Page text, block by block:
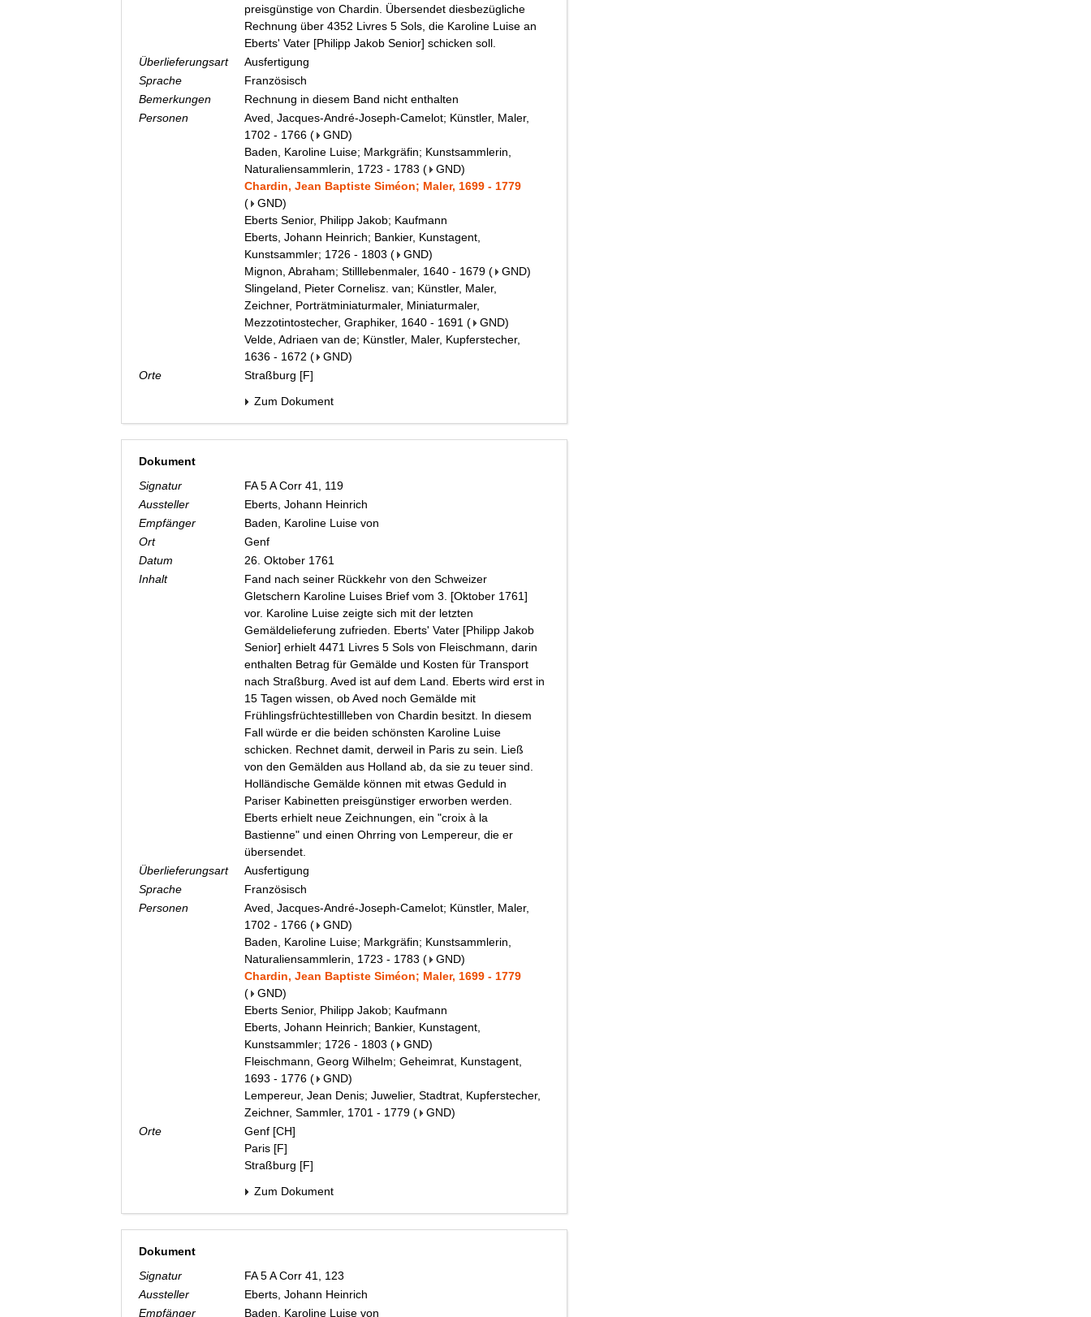
preisgünstige von Chardin. Übersendet diesbezügliche
Rechnung über 4352 Livres 5 Sols, die Karoline Luise an
Eberts' Vater [Philipp Jakob Senior] schicken soll.
Überlieferungsart
Ausfertigung
Sprache
Französisch
Bemerkungen
Rechnung in diesem Band nicht enthalten
Personen
Aved, Jacques-André-Joseph-Camelot; Künstler, Maler,
1702 - 1766 ( GND)
Baden, Karoline Luise; Markgräfin; Kunstsammlerin,
Naturaliensammlerin, 1723 - 1783 ( GND)
Chardin, Jean Baptiste Siméon; Maler, 1699 - 1779
(
GND)
Eberts Senior, Philipp Jakob; Kaufmann
Eberts, Johann Heinrich; Bankier, Kunstagent,
Kunstsammler; 1726 - 1803 ( GND)
Mignon, Abraham; Stilllebenmaler, 1640 - 1679 ( GND)
Slingeland, Pieter Cornelisz. van; Künstler, Maler,
Zeichner, Porträtminiaturmaler, Miniaturmaler,
Mezzotintostecher, Graphiker, 1640 - 1691 ( GND)
Velde, Adriaen van de; Künstler, Maler, Kupferstecher,
1636 - 1672 ( GND)
Orte
Straßburg [F]
Zum Dokument
Dokument
Signatur
FA 5 A Corr 41, 119
Aussteller
Eberts, Johann Heinrich
Empfänger
Baden, Karoline Luise von
Ort
Genf
Datum
26. Oktober 1761
Inhalt
Fand nach seiner Rückkehr von den Schweizer
Gletschern Karoline Luises Brief vom 3. [Oktober 1761]
vor. Karoline Luise zeigte sich mit der letzten
Gemäldelieferung zufrieden. Eberts' Vater [Philipp Jakob
Senior] erhielt 4471 Livres 5 Sols von Fleischmann, darin
enthalten Betrag für Gemälde und Kosten für Transport
nach Straßburg. Aved ist auf dem Land. Eberts wird erst in
15 Tagen wissen, ob Aved noch Gemälde mit
Frühlingsfrüchtestillleben von Chardin besitzt. In diesem
Fall würde er die beiden schönsten Karoline Luise
schicken. Rechnet damit, derweil in Paris zu sein. Ließ
von den Gemälden aus Holland ab, da sie zu teuer sind.
Holländische Gemälde können mit etwas Geduld in
Pariser Kabinetten preisgünstiger erworben werden.
Eberts erhielt neue Zeichnungen, ein "croix à la
Bastienne" und einen Ohrring von Lempereur, die er
übersendet.
Überlieferungsart
Ausfertigung
Sprache
Französisch
Personen
Aved, Jacques-André-Joseph-Camelot; Künstler, Maler,
1702 - 1766 ( GND)
Baden, Karoline Luise; Markgräfin; Kunstsammlerin,
Naturaliensammlerin, 1723 - 1783 ( GND)
Chardin, Jean Baptiste Siméon; Maler, 1699 - 1779
(
GND)
Eberts Senior, Philipp Jakob; Kaufmann
Eberts, Johann Heinrich; Bankier, Kunstagent,
Kunstsammler; 1726 - 1803 ( GND)
Fleischmann, Georg Wilhelm; Geheimrat, Kunstagent,
1693 - 1776 ( GND)
Lempereur, Jean Denis; Juwelier, Stadtrat, Kupferstecher,
Zeichner, Sammler, 1701 - 1779 ( GND)
Orte
Genf [CH]
Paris [F]
Straßburg [F]
Zum Dokument
Dokument
Signatur
FA 5 A Corr 41, 123
Aussteller
Eberts, Johann Heinrich
Empfänger
Baden, Karoline Luise von